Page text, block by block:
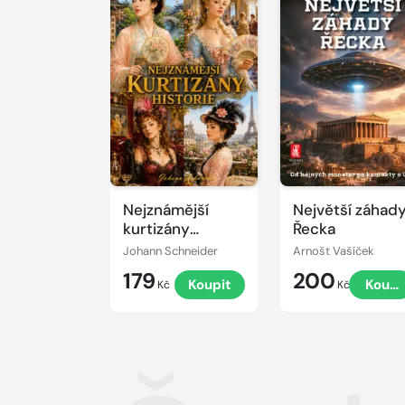
Nejznámější
kurtizány
historie
Johann Schneider
179 Kč Koupit
Největší
Řecka
Arnošt Vašíček
200 Kč Koupit